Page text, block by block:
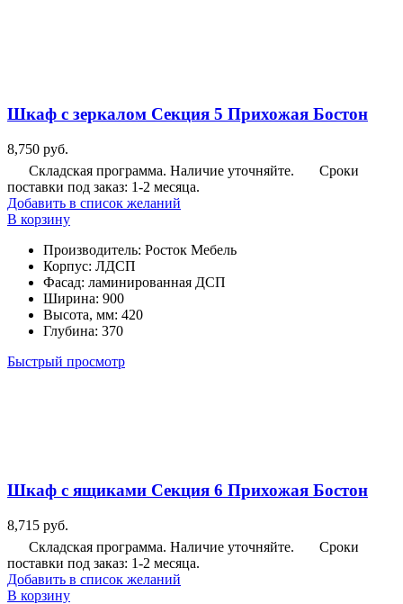
Шкаф с зеркалом Секция 5 Прихожая Бостон
8,750 руб.
Складская программа. Наличие уточняйте.
Сроки
поставки под заказ: 1-2 месяца.
Добавить в список желаний
В корзину
Производитель: Росток Мебель
Корпус: ЛДСП
Фасад: ламинированная ДСП
Ширина: 900
Высота, мм: 420
Глубина: 370
Быстрый просмотр
Шкаф с ящиками Секция 6 Прихожая Бостон
8,715 руб.
Складская программа. Наличие уточняйте.
Сроки
поставки под заказ: 1-2 месяца.
Добавить в список желаний
В корзину